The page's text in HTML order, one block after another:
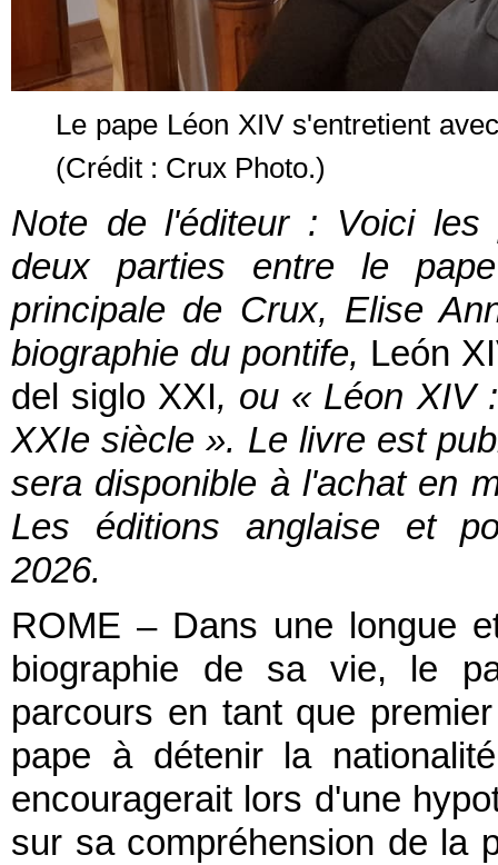
Le pape Léon XIV s'entretient
(Crédit : Crux Photo.)
Note de l'éditeur : Voici les
deux parties entre le
principale de Crux, Elise
biographie du pontife, León
del siglo XXI, ou « Léon XIV
XXIe siècle ». Le livre est
sera disponible à l'achat en
Les éditions anglaise et
2026.
ROME – Dans une longue
biographie de sa vie, le
parcours en tant que
pape à détenir la
encouragerait lors d'une
sur sa compréhension de la